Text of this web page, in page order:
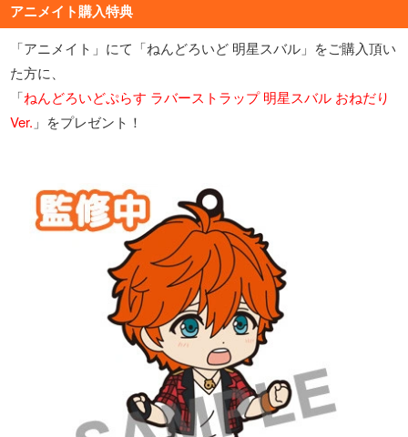
アニメイト購入特典
「アニメイト」にて「ねんどろいど 明星スバル」をご購入頂い
た方に、
「ねんどろいどぷらす ラバーストラップ 明星スバル おねだり
Ver. 」をプレゼント！